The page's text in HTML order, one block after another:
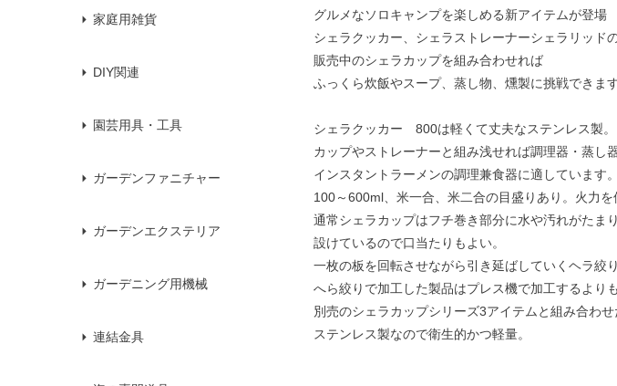
家庭用雑貨
DIY関連
園芸用具・工具
ガーデンファニチャー
ガーデンエクステリア
ガーデニング用機械
連結金具
グルメなソロキャンプを楽しめる新アイテムが登場
シェラクッカー、シェラストレーナーシェラリッド
販売中のシェラカップを組み合わせれば
ふっくら炊飯やスープ、蒸し物、燻製に挑戦できま
シェラクッカー 800は軽くて丈夫なステンレス製。
カップやストレーナーと組み浅せれば調理器・蒸し
インスタントラーメンの調理兼食器に適しています。
100～600ml、米一合、米二合の目盛りあり。火力
通常シェラカップはフチ巻き部分に水や汚れがたま
設けているので口当たりもよい。
一枚の板を回転させながら引き延ばしていくヘラ絞
へら絞りで加工した製品はプレス機で加工するより
別売のシェラカップシリーズ3アイテムと組み合わ
ステンレス製なので衛生的かつ軽量。